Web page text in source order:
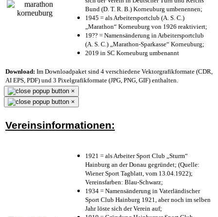
Bund (D. T. R. B.) Korneuburg umbenennen;
1945 = als Arbeitersportclub (A. S. C.)
„Marathon“ Korneuburg von 1926 reaktiviert;
19?? = Namensänderung in Arbeitersportclub
(A. S. C.) „Marathon-Sparkasse“ Korneuburg;
2019 in SC Korneuburg umbenannt
Download: Im Downloadpaket sind 4 verschiedene Vektorgrafikformate (CDR,
AI EPS, PDF) und 3 Pixelgrafikformate (JPG, PNG, GIF) enthalten.
×
×
Vereinsinformationen:
1921 = als Arbeiter Sport Club „Sturm“
Hainburg an der Donau gegründet; (Quelle:
Wiener Sport Tagblatt, vom 13.04.1922);
Vereinsfarben: Blau-Schwarz;
1934 = Namensänderung in Vaterländischer
Sport Club Hainburg 1921, aber noch im selben
Jahr löste sich der Verein auf;